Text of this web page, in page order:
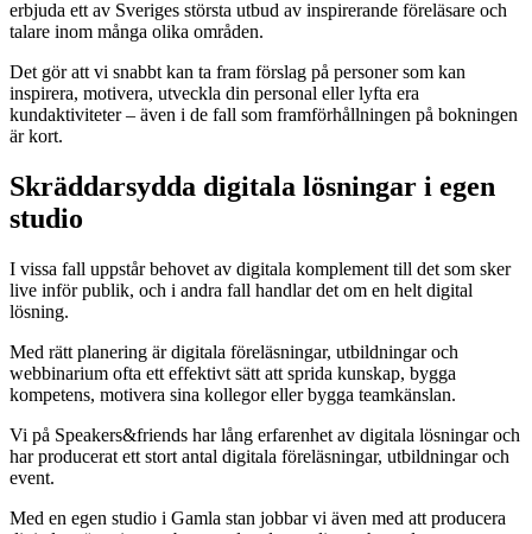
erbjuda ett av Sveriges största utbud av inspirerande föreläsare och
talare inom många olika områden.
Det gör att vi snabbt kan ta fram förslag på personer som kan
inspirera, motivera, utveckla din personal eller lyfta era
kundaktiviteter – även i de fall som framförhållningen på bokningen
är kort.
Skräddarsydda digitala lösningar i egen
studio
I vissa fall uppstår behovet av digitala komplement till det som sker
live inför publik, och i andra fall handlar det om en helt digital
lösning.
Med rätt planering är digitala föreläsningar, utbildningar och
webbinarium ofta ett effektivt sätt att sprida kunskap, bygga
kompetens, motivera sina kollegor eller bygga teamkänslan.
Vi på Speakers&friends har lång erfarenhet av digitala lösningar och
har producerat ett stort antal digitala föreläsningar, utbildningar och
event.
Med en egen studio i Gamla stan jobbar vi även med att producera